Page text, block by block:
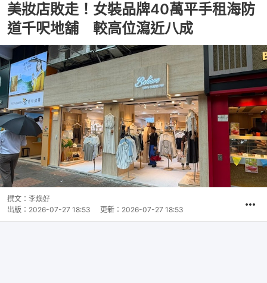
美妝店敗走！女裝品牌40萬平手租海防
道千呎地舖 較高位瀉近八成
撰文： 李煥好
出版： 2026-07-27 18:53 更新： 2026-07-27 18:53